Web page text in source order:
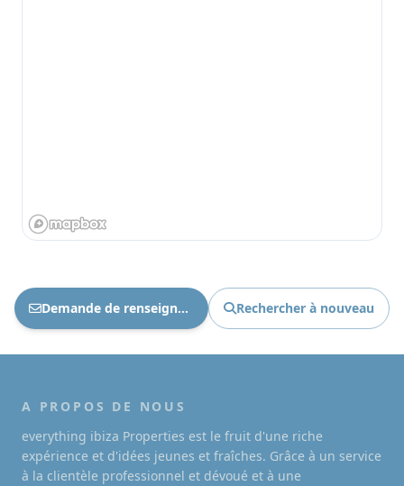
Demande de renseignements Ref : 1861 Rechercher à nouveau
A PROPOS DE NOUS
everything ibiza Properties est le fruit d'une riche
expérience et d'idées jeunes et fraîches. Grâce à un service
à la clientèle professionnel et dévoué et à une